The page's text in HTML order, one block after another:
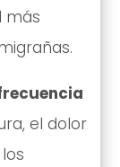
más
el dolor